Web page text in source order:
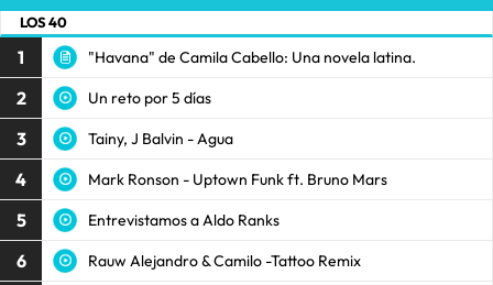
LOS 40
1 "Havana" de Camila Cabello: Una novela latina.
2 Un reto por 5 días
3 Tainy, J Balvin - Agua
4 Mark Ronson - Uptown Funk ft. Bruno Mars
5 Entrevistamos a Aldo Ranks
6 Rauw Alejandro & Camilo -Tattoo Remix